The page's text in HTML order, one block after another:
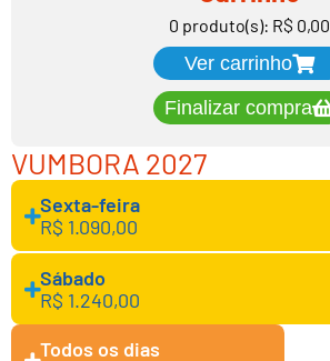
0 produto(s): R$ 0,00
Ver carrinho
Finalizar compra
VUMBORA 2027
Sexta-feira
R$ 1.090,00
Sábado
R$ 1.240,00
Todos os dias